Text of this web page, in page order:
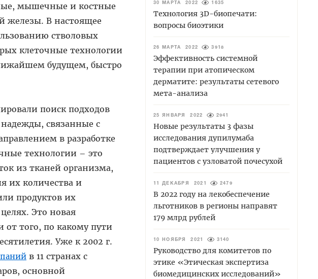
мышечные и костные
железы. В настоящее
стволовых
клеточные технологии
будущем, быстро
поиск подходов
связанные с
в разработке
технологии – это
из тканей организма,
их количества и
продуктов их
Это новая
того, по какому пути
Уже к 2002 г.
в 11 странах с
основной
30 МАРТА 2022 1635
Технология 3D-биопечати:
вопросы биоэтики
26 МАРТА 2022 3918
Эффективность системной
терапии при атопическом
дерматите: результаты сетевого
мета-анализа
25 ЯНВАРЯ 2022 2941
Новые результаты 3 фазы
исследования дупилумаба
подтверждает улучшения у
пациентов с узловатой почесухой
11 ДЕКАБРЯ 2021 2479
В 2022 году на лекобеспечение
льготников в регионы направят
179 млрд рублей
10 НОЯБРЯ 2021 3140
Руководство для комитетов по
этике «Этическая экспертиза
биомедицинских исследований»